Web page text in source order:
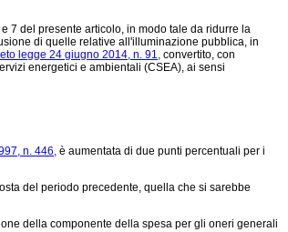
7 del presente articolo, in modo tale da ridurre la
di quelle relative all'illuminazione pubblica, in
legge 24 giugno 2014, n. 91, convertito, con
energetici e ambientali (CSEA), ai sensi
n. 446, è aumentata di due punti percentuali per i
del periodo precedente, quella che si sarebbe
della componente della spesa per gli oneri generali